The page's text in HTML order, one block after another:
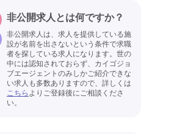
非公開求人とは何ですか？
非公開求人は、求人を提供している施
設が名前を出さないという条件で求職
者を探している求人になります。世の
中には認知されておらず、カイゴジョ
ブエージェントのみしかご紹介できな
い求人も多数ありますので、詳しくは
こちらよりご登録後にご相談くださ
い。